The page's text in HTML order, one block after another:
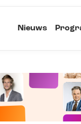
Nieuws